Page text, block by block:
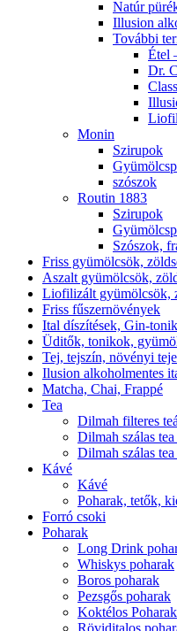
Natúr
Illusion
További
Étel
Dr.
Monin
Szirupok
szószok
Routin 1883
Szirupok
Szószok,
Friss gyümölcsök,
Aszalt gyümölcsök,
Liofilizált gyümölcsök,
Friss fűszernövények
Ital díszítések, Gin-
Üditők, tonikok,
Tej, tejszín, növényi
Ilusion alkoholmentes
Matcha, Chai, Frappé
Tea
Dilmah filteres
Dilmah szálas
Dilmah szálas
Kávé
Kávé
Poharak, tetők,
Forró csoki
Poharak
Long Drink
Whiskys poharak
Boros poharak
Pezsgős poharak
Koktélos Poharak